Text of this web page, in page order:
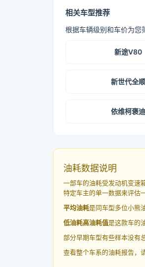
相关车型推荐
根据车辆级别和车价为您
新途V80
新世代全顺
依维柯褒迪
油耗数据说明
一部车的油耗受发动机变速
特定车主的单一数据来评估
平均油耗是同车型多位小熊
低油耗高油耗值是这款车的
部分早期车型有些样本没有
查看整个车系的油耗报告，